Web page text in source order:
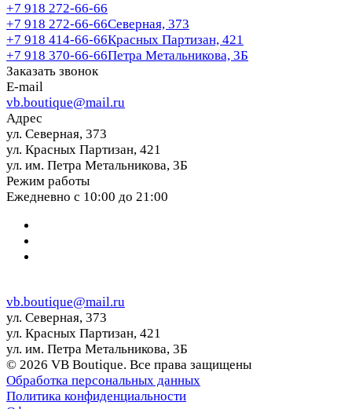
+7 918 272-66-66
+7 918 272-66-66Северная, 373
+7 918 414-66-66Красных Партизан, 421
+7 918 370-66-66Петра Метальникова, 3Б
Заказать звонок
E-mail
vb.boutique@mail.ru
Адрес
ул. Северная, 373
ул. Красных Партизан, 421
ул. им. Петра Метальникова, 3Б
Режим работы
Ежедневно с 10:00 до 21:00
vb.boutique@mail.ru
ул. Северная, 373
ул. Красных Партизан, 421
ул. им. Петра Метальникова, 3Б
© 2026 VB Boutique. Все права защищены
Обработка персональных данных
Политика конфиденциальности